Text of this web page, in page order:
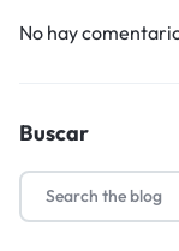
No hay
Buscar